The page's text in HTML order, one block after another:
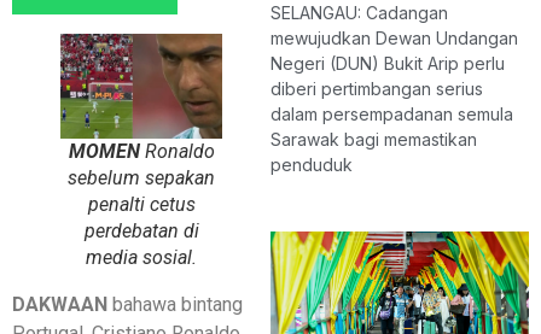
MOMENRonaldo
sebelum sepakan
penalti cetus
perdebatan di
media sosial.
DAKWAAN bahawa bintang
SELANGAU: Cadangan
mewujudkan Dewan Undangan
Negeri (DUN) Bukit Arip perlu
diberi pertimbangan serius
dalam persempadanan semula
Sarawak bagi memastikan
penduduk